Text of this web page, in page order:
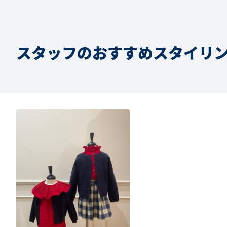
スタッフのおすすめスタイリ